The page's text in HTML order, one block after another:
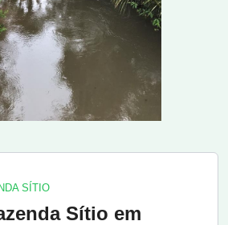
SÍTIO
Sítio em